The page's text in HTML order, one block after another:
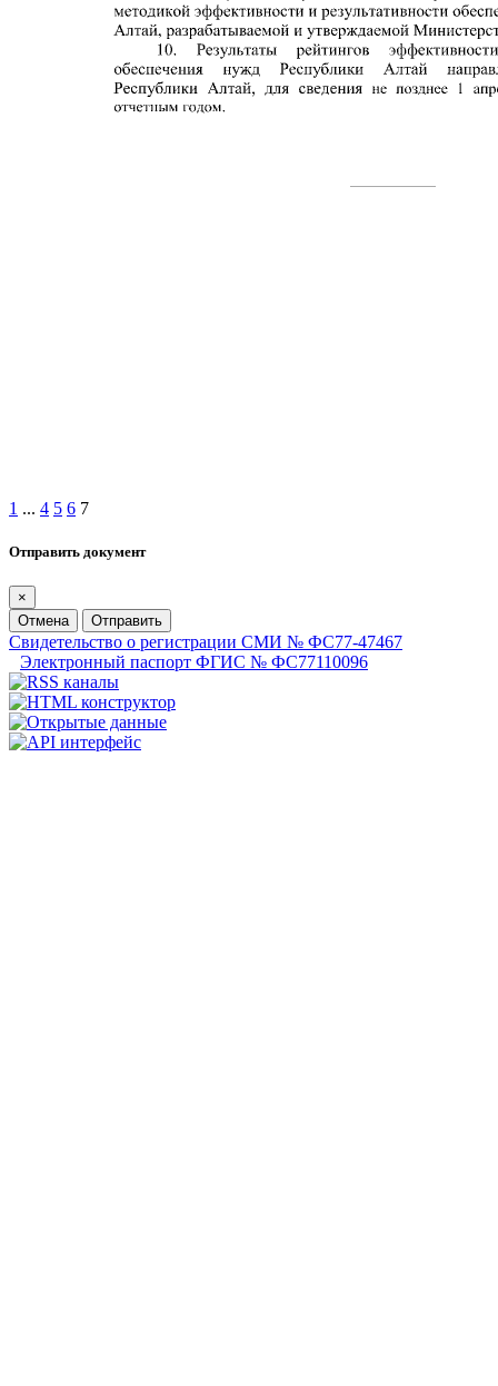
1 ... 4 5 6 7
Отправить документ
×
Отмена
Отправить
Свидетельство о регистрации СМИ № ФС77-47467
Электронный паспорт ФГИС № ФС77110096